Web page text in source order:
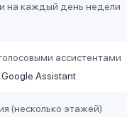
на каждый день недели
ассистентами
Google Assistant
(несколько этажей)